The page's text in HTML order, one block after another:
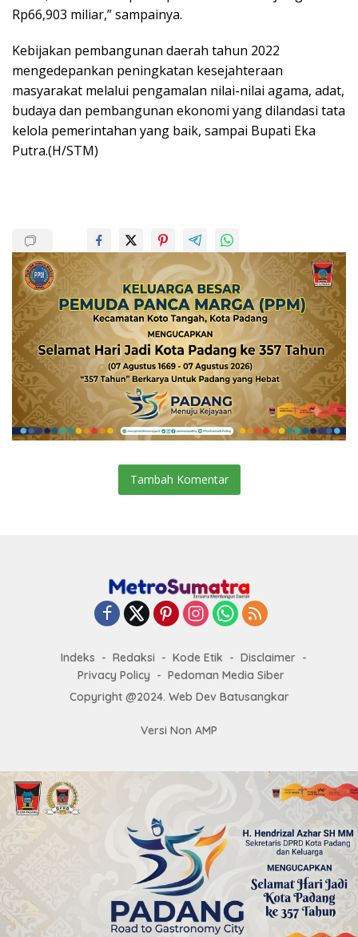
Rp66,903 miliar,” sampainya.
Kebijakan pembangunan daerah tahun 2022
mengedepankan peningkatan kesejahteraan
masyarakat melalui pengamalan nilai-nilai agama, adat,
budaya dan pembangunan ekonomi yang dilandasi tata
kelola pemerintahan yang baik, sampai Bupati Eka
Putra.(H/STM)
Tambah Komentar
Indeks Redaksi Kode Etik
Disclaimer
Privacy Policy
Pedoman Media Siber
Copyright @2024. Web Dev Batusangkar
Versi Non AMP